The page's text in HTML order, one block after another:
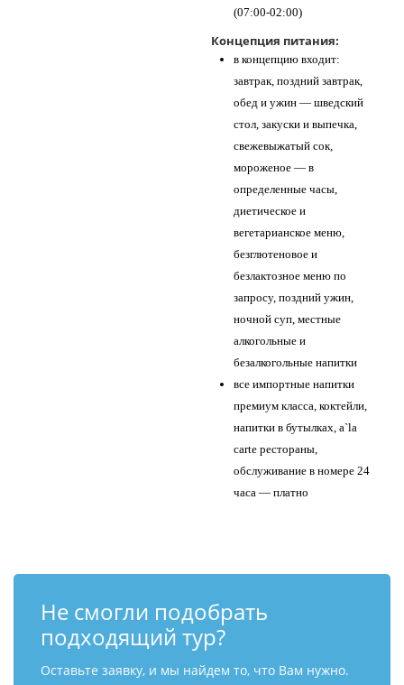
(07:00-02:00)
Концепция питания:
в концепцию входит:
завтрак, поздний завтрак,
обед и ужин — шведский
стол, закуски и выпечка,
свежевыжатый сок,
мороженое — в
определенные часы,
диетическое и
вегетарианское меню,
безглютеновое и
безлактозное меню по
запросу, поздний ужин,
ночной суп, местные
алкогольные и
безалкогольные напитки
все импортные напитки
премиум класса, коктейли,
напитки в бутылках, a`la
carte рестораны,
обслуживание в номере 24
часа — платно
Не смогли подобрать
подходящий тур?
Оставьте заявку, и мы найдем то, что Вам нужно.